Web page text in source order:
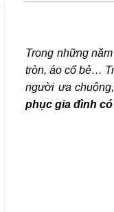
Trong những
tròn, áo cổ bẻ…
người ưa
phục gia đình